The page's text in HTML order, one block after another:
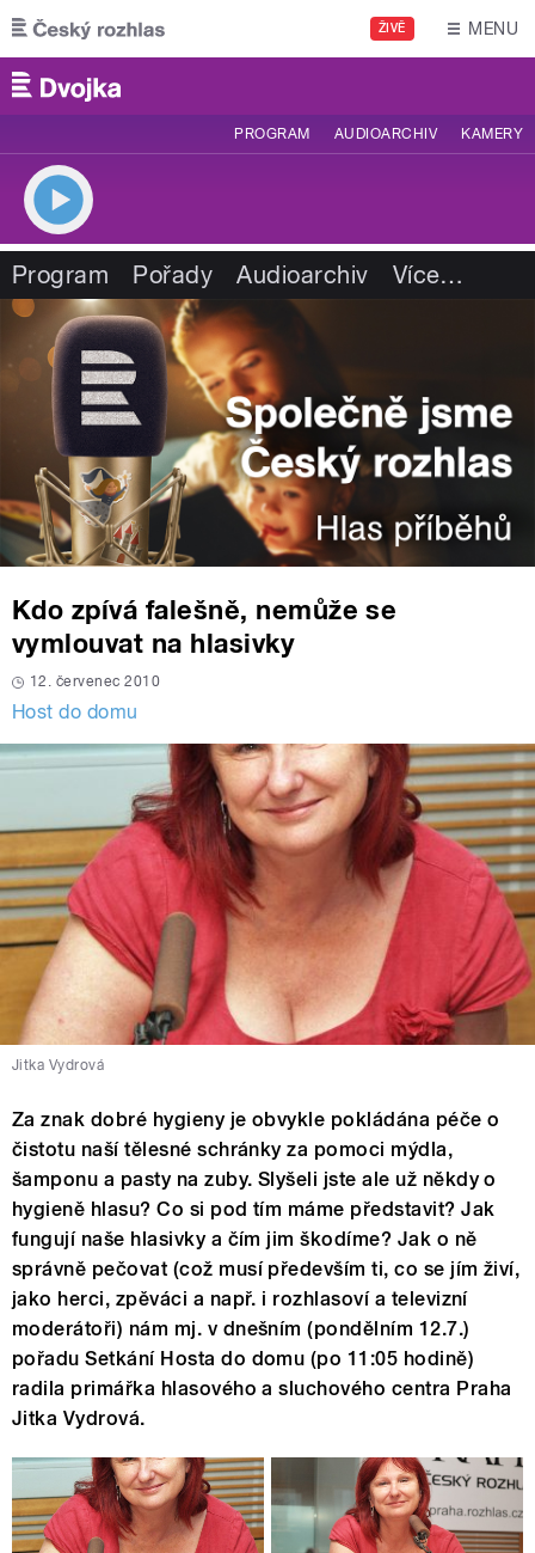
Přejít k hlavnímu obsahu
ŽIVĚ MENU
PROGRAM AUDIOARCHIV KAMERY
Program Pořady Audioarchiv Více…
Kdo zpívá falešně, nemůže se
vymlouvat na hlasivky
12. červenec 2010
Host do domu
Jitka Vydrová
Za znak dobré hygieny je obvykle pokládána péče o
čistotu naší tělesné schránky za pomoci mýdla,
šamponu a pasty na zuby. Slyšeli jste ale už někdy o
hygieně hlasu? Co si pod tím máme představit? Jak
fungují naše hlasivky a čím jim škodíme? Jak o ně
správně pečovat (což musí především ti, co se jím živí,
jako herci, zpěváci a např. i rozhlasoví a televizní
moderátoři) nám mj. v dnešním (pondělním 12.7.)
pořadu Setkání Hosta do domu (po 11:05 hodině)
radila primářka hlasového a sluchového centra Praha
Jitka Vydrová.